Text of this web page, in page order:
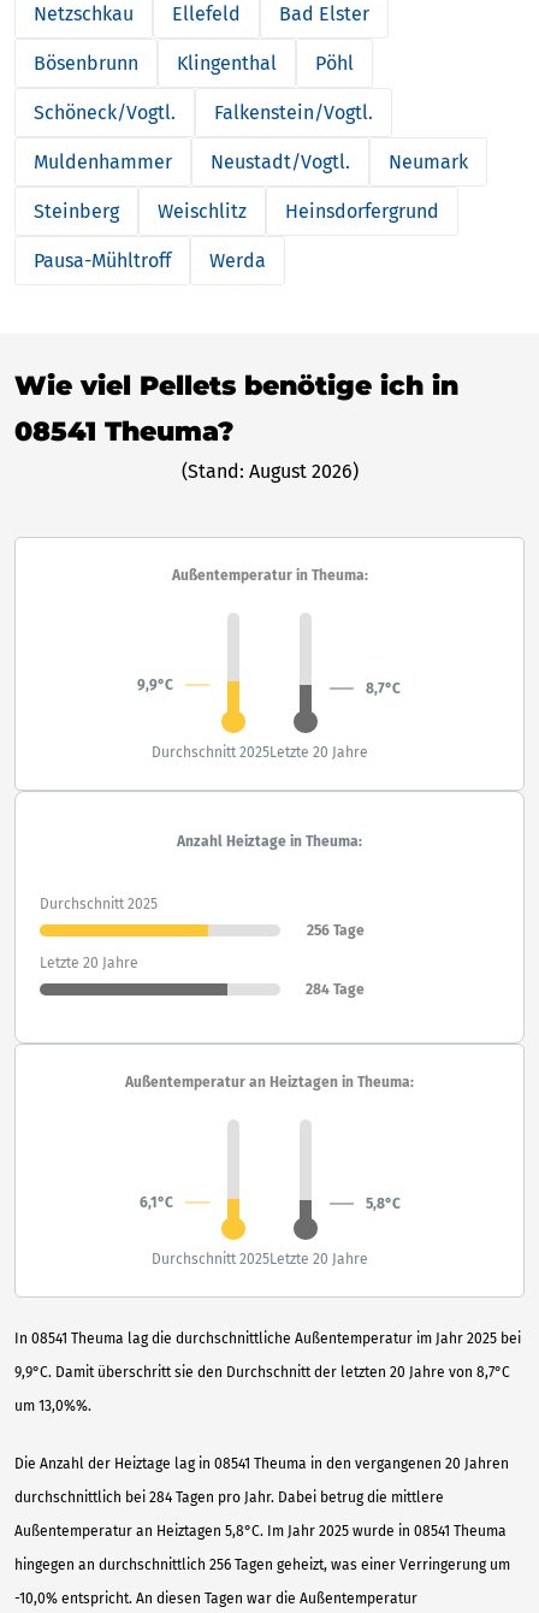
Netzschkau Ellefeld Bad Elster
Bösenbrunn Klingenthal Pöhl
Schöneck/Vogtl. Falkenstein/Vogtl.
Muldenhammer Neustadt/Vogtl. Neumark
Steinberg Weischlitz Heinsdorfergrund
Pausa-Mühltroff Werda
Wie viel Pellets benötige ich in
08541 Theuma?
(Stand: August 2026)
In 08541 Theuma lag die durchschnittliche Außentemperatur im Jahr 2025 bei
9,9°C. Damit überschritt sie den Durchschnitt der letzten 20 Jahre von 8,7°C
um 13,0%%.
Die Anzahl der Heiztage lag in 08541 Theuma in den vergangenen 20 Jahren
durchschnittlich bei 284 Tagen pro Jahr. Dabei betrug die mittlere
Außentemperatur an Heiztagen 5,8°C. Im Jahr 2025 wurde in 08541 Theuma
hingegen an durchschnittlich 256 Tagen geheizt, was einer Verringerung um
-10,0% entspricht. An diesen Tagen war die Außentemperatur
Außentemperatur in Theuma:
9,9°C 8,7°C
Durchschnitt 2025Letzte 20 Jahre
Anzahl Heiztage in Theuma:
Durchschnitt 2025
256 Tage
Letzte 20 Jahre
284 Tage
Außentemperatur an Heiztagen in Theuma:
6,1°C 5,8°C
Durchschnitt 2025Letzte 20 Jahre